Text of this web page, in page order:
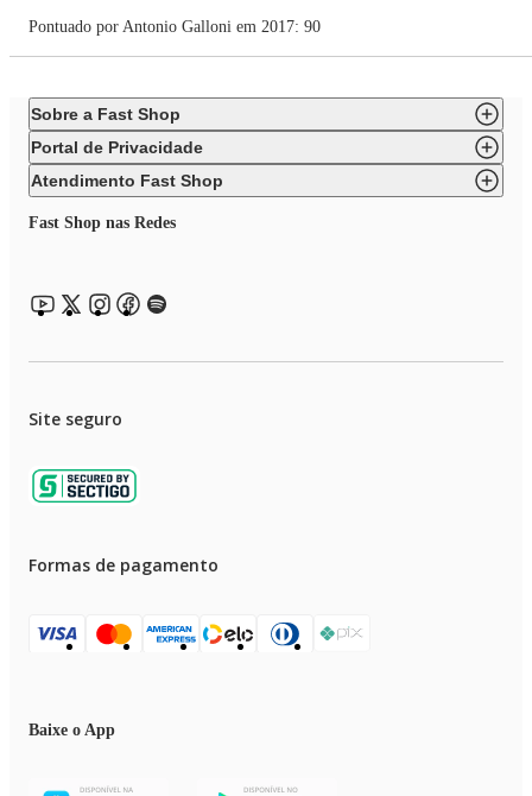
Pontuado por Antonio Galloni em 2017: 90
Sobre a Fast Shop
Portal de Privacidade
Atendimento Fast Shop
Fast Shop nas Redes
Site seguro
Formas de pagamento
Baixe o App